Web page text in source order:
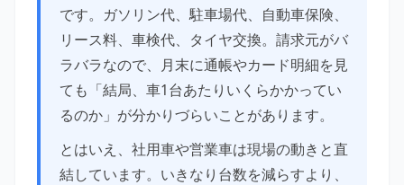
です。ガソリン代、駐車場代、自動車保険、
リース料、車検代、タイヤ交換。請求元がバ
ラバラなので、月末に通帳やカード明細を見
ても「結局、車1台あたりいくらかかってい
るのか」が分かりづらいことがあります。
とはいえ、社用車や営業車は現場の動きと直
結しています。いきなり台数を減らすより、